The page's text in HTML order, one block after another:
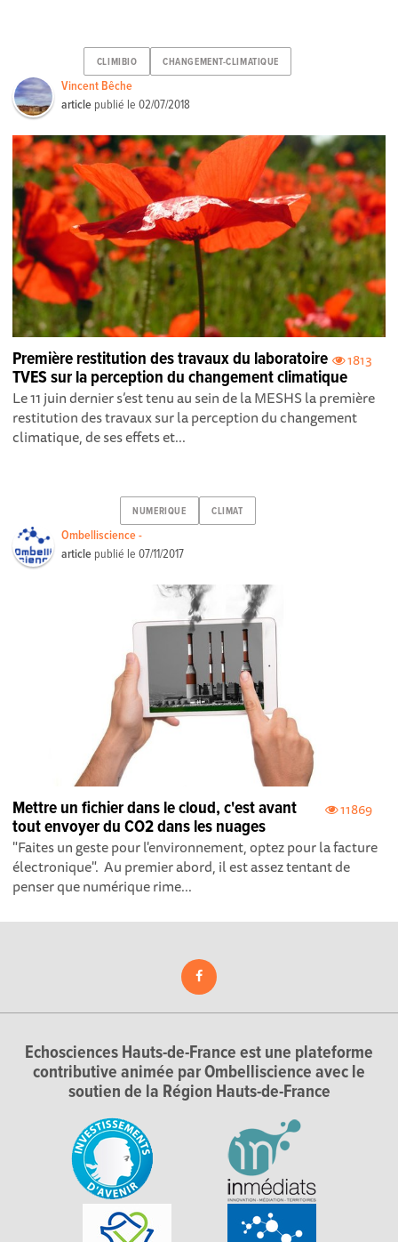
CLIMIBIO CHANGEMENT-CLIMATIQUE
Vincent Bêche
article publié le02/07/2018
1813
Première restitution des travaux du laboratoire
TVES sur la perception du changement climatique
Le 11 juin dernier s’est tenu au sein de la MESHS la première
restitution des travaux sur la perception du changement
climatique, de ses effets et...
NUMERIQUE CLIMAT
Ombelliscience -
article publié le07/11/2017
11869
Mettre un fichier dans le cloud, c'est avant
tout envoyer du CO2 dans les nuages
"Faites un geste pour l'environnement, optez pour la facture
électronique". Au premier abord, il est assez tentant de
penser que numérique rime...
Echosciences Hauts-de-France est une plateforme
contributive animée par Ombelliscience avec le
soutien de la Région Hauts-de-France